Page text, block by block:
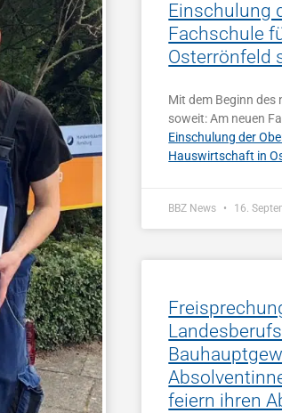
Einschulung
Fachschule
Osterrönfeld
Mit dem Beginn des
soweit: Am neuen
Einschulung der
Hauswirtschaft in
BBZ News 16.
feiern ihren